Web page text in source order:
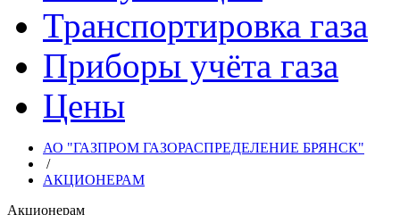
Транспортировка газа
Приборы учёта газа
Цены
АО "ГАЗПРОМ ГАЗОРАСПРЕДЕЛЕНИЕ БРЯНСК"
/
АКЦИОНЕРАМ
Акционерам